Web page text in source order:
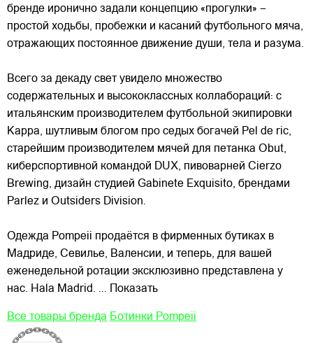
бренде иронично задали концепцию «прогулки» –
простой ходьбы, пробежки и касаний футбольного мяча,
отражающих постоянное движение души, тела и разума.
Всего за декаду свет увидело множество
содержательных и высококлассных коллабораций: с
итальянским производителем футбольной экипировки
Kappa, шутливым блогом про седых богачей Pel de ric,
старейшим производителем мячей для петанка Obut,
киберспортивной командой DUX, пивоварней Cierzo
Brewing, дизайн студией Gabinete Exquisito, брендами
Parlez и Outsiders Division.
Одежда Pompeii продаётся в фирменных бутиках в
Мадриде, Севилье, Валенсии, и теперь, для вашей
еженедельной ротации эксклюзивно представлена у
нас. Hala Madrid. ... Показать
Все товары бренда Ботинки Pompeii